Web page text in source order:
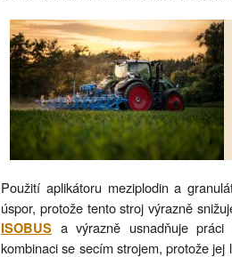
Použití aplikátoru meziplodin a
úspor, protože tento stroj výrazně
ISOBUS a výrazně usnadňuje
kombinaci se secím strojem, protože